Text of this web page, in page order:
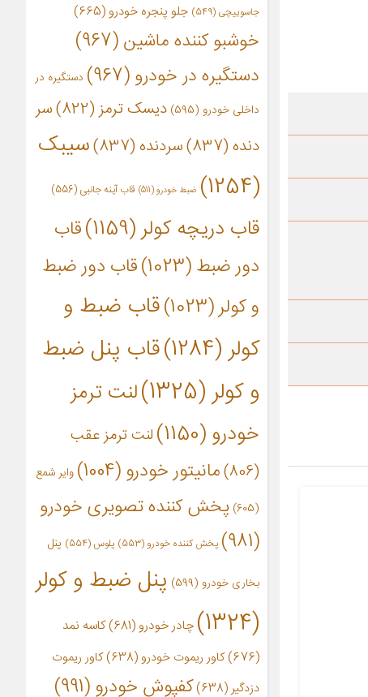
جاسوییچی (549) جلو پنجره خودرو (665)
خوشبو کننده ماشین(967)
دستگیره در خودرو(967)
دستگیره در
داخلی خودرو (595) دیسک ترمز(822)
سر
دنده(837) سردنده(837)
سیبک
(1254)
ضبط خودرو(511) قاب آینه جانبی (556)
قاب دریچه کولر(1159)
قاب
دور ضبط(1023)
قاب دور ضبط
و کولر(1023)
قاب ضبط و
کولر(1284)
قاب پنل ضبط
و کولر(1325)
لنت ترمز
خودرو(1150)
لنت ترمز عقب
(806)
مانیتور خودرو(1004)
وایر شمع
(605)
پخش کننده تصویری خودرو
(981)
پخش کننده خودرو(553) پلوس(554) پنل
بخاری خودرو (599)
پنل ضبط و کولر
(1324)
چادر خودرو (681)
کاسه نمد
(676)
کاور ریموت خودرو(638)
کاور ریموت
دزدگیر(638) کفپوش خودرو(991)